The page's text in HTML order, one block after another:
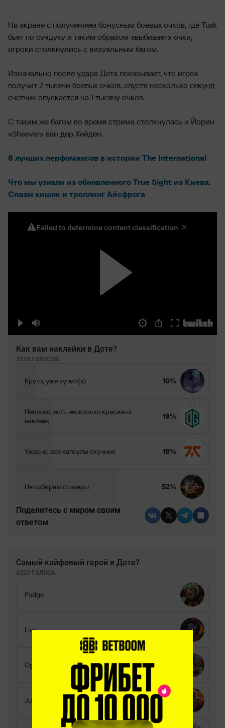
На экране с получением бонусным боевых очков, где Tusk
бьет по сундуку и таким образом «выбивает» очки,
игроки столкнулись с визуальным багом.
Изначально после удара Дота показывает, что игрок
получит 2 тысячи боевых очков, спустя несколько секунд
счетчик опускается на 1 тысячу очков.
С таким же багом во время стрима столкнулась и Йорин
«Sheever» ван дер Хейден.
8 лучших перфомансов в истории The International
Что мы узнали из обновленного True Sight из Киева.
Спазм кишок и троллинг Айсфрога
Как вам наклейки в Доте?
3925 ГОЛОСОВ
Круто, уже купил(а) 10%
Неплохо, есть несколько красивых
наклеек
19%
Ужасно, все капсулы скучные 19%
Не собираю стикеры 52%
Поделитесь c миром своим
ответом
Самый кайфовый герой в Доте?
6223 ГОЛОСА
Pudge
Lion
Ogre Magi
Juggernaut